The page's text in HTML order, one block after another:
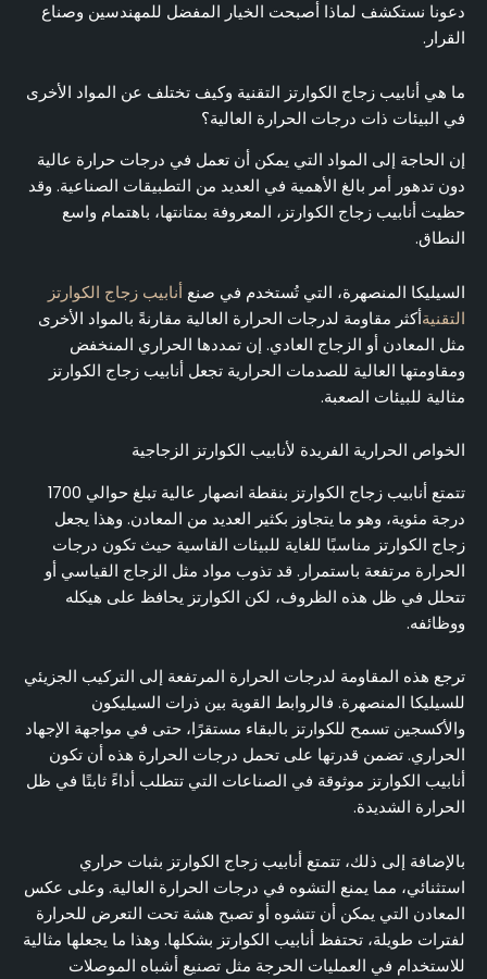
دعونا نستكشف لماذا أصبحت الخيار المفضل للمهندسين وصناع
القرار.
ما هي أنابيب زجاج الكوارتز التقنية وكيف تختلف عن المواد الأخرى
في البيئات ذات درجات الحرارة العالية؟
إن الحاجة إلى المواد التي يمكن أن تعمل في درجات حرارة عالية
دون تدهور أمر بالغ الأهمية في العديد من التطبيقات الصناعية. وقد
حظيت أنابيب زجاج الكوارتز، المعروفة بمتانتها، باهتمام واسع
النطاق.
السيليكا المنصهرة، التي تُستخدم في صنع أنابيب زجاج الكوارتز
التقنيةأكثر مقاومة لدرجات الحرارة العالية مقارنةً بالمواد الأخرى
مثل المعادن أو الزجاج العادي. إن تمددها الحراري المنخفض
ومقاومتها العالية للصدمات الحرارية تجعل أنابيب زجاج الكوارتز
مثالية للبيئات الصعبة.
الخواص الحرارية الفريدة لأنابيب الكوارتز الزجاجية
تتمتع أنابيب زجاج الكوارتز بنقطة انصهار عالية تبلغ حوالي 1700
درجة مئوية، وهو ما يتجاوز بكثير العديد من المعادن. وهذا يجعل
زجاج الكوارتز مناسبًا للغاية للبيئات القاسية حيث تكون درجات
الحرارة مرتفعة باستمرار. قد تذوب مواد مثل الزجاج القياسي أو
تتحلل في ظل هذه الظروف، لكن الكوارتز يحافظ على هيكله
ووظائفه.
ترجع هذه المقاومة لدرجات الحرارة المرتفعة إلى التركيب الجزيئي
للسيليكا المنصهرة. فالروابط القوية بين ذرات السيليكون
والأكسجين تسمح للكوارتز بالبقاء مستقرًا، حتى في مواجهة الإجهاد
الحراري. تضمن قدرتها على تحمل درجات الحرارة هذه أن تكون
أنابيب الكوارتز موثوقة في الصناعات التي تتطلب أداءً ثابتًا في ظل
الحرارة الشديدة.
بالإضافة إلى ذلك، تتمتع أنابيب زجاج الكوارتز بثبات حراري
استثنائي، مما يمنع التشوه في درجات الحرارة العالية. وعلى عكس
المعادن التي يمكن أن تتشوه أو تصبح هشة تحت التعرض للحرارة
لفترات طويلة، تحتفظ أنابيب الكوارتز بشكلها. وهذا ما يجعلها مثالية
للاستخدام في العمليات الحرجة مثل تصنيع أشباه الموصلات